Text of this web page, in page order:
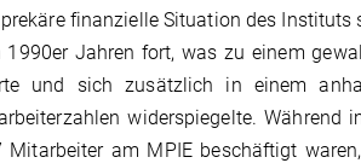
prekäre finanzielle Situation des Instituts
1990er Jahren fort, was zu einem
und sich zusätzlich in einem
widerspiegelte. Während
Mitarbeiter am MPIE beschäftigt